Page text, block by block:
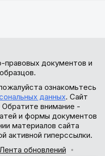
документов и
ознакомьтесь
данных. Сайт
Обратите внимание -
и формы документов
материалов сайта
активной гиперссылки.
Лента обновлений